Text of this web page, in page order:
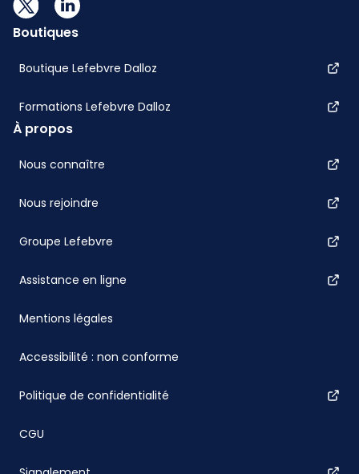
Boutiques
Boutique Lefebvre Dalloz
Formations Lefebvre Dalloz
À propos
Nous connaître
Nous rejoindre
Groupe Lefebvre
Assistance en ligne
Mentions légales
Accessibilité : non conforme
Politique de confidentialité
CGU